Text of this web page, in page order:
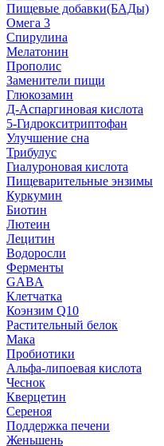
Пищевые добавки(БАДы)
Омега 3
Спирулина
Мелатонин
Прополис
Заменители пищи
Глюкозамин
Д-Аспаргиновая кислота
5-Гидрокситриптофан
Улучшение сна
Трибулус
Гиалуроновая кислота
Пищеварительные энзимы
Куркумин
Биотин
Лютеин
Лецитин
Водоросли
Ферменты
GABA
Клетчатка
Коэнзим Q10
Растительный белок
Мака
Пробиотики
Альфа-липоевая кислота
Чеснок
Кверцетин
Сереноя
Поддержка печени
Женьшень